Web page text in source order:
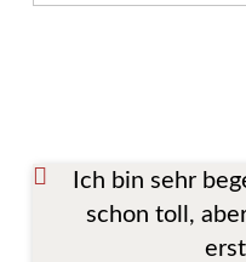
Ich bin sehr
schon toll,